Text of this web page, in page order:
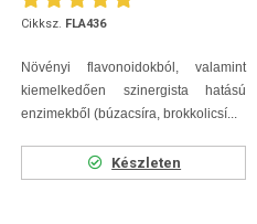
Cikksz. FLA436
Növényi flavonoidokból, valamint
kiemelkedően szinergista hatású
enzimekből (búzacsíra, brokkolicsí...
Készleten